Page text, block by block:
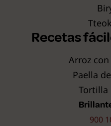
Recetas
Arroz
Paella
Tortilla
900